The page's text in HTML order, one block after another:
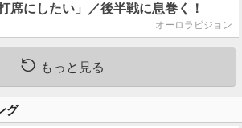
席にしたい」／後半戦に息巻く！
オーロラビジョン
もっと見る
グ